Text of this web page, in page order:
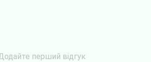
перший відгук